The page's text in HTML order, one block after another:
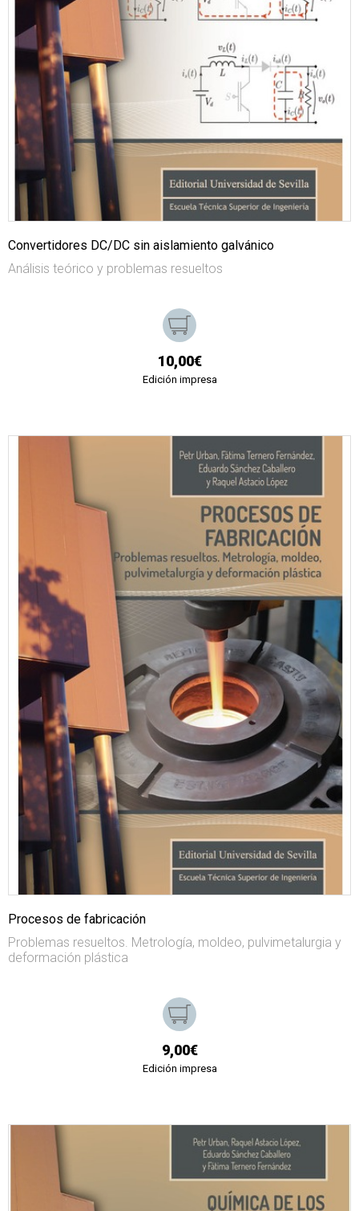
Convertidores DC/DC sin aislamiento galvánico
Análisis teórico y problemas resueltos
10,00€
Edición impresa
Procesos de fabricación
Problemas resueltos. Metrología, moldeo, pulvimetalurgia y
deformación plástica
9,00€
Edición impresa